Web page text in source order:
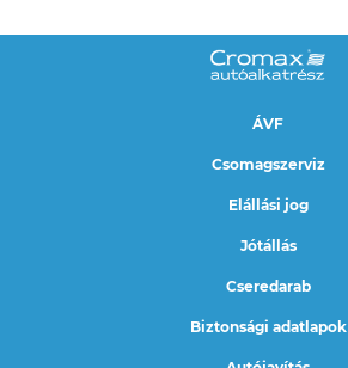
ÁVF
Csomagszerviz
Elállási jog
Jótállás
Cseredarab
Biztonsági adatlapok